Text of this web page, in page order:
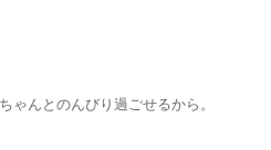
ゃんとのんびり過ごせるから。